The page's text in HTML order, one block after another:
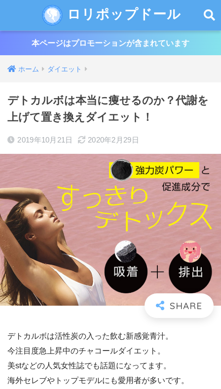
ロリポップドール
本ページはプロモーションが含まれています
ホーム ダイエット
デトカルボは本当に痩せるのか？代謝を
上げて置き換えダイエット！
2019年10月21日 2020年2月29日
デトカルボは活性炭の入った飲む新感覚青汁。
今注目度急上昇中のチャコールダイエット。
美stなどの人気女性誌でも話題になってます。
海外セレブやトップモデルにも愛用者が多いです。